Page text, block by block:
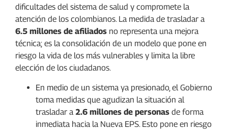
dificultades del sistema de salud y compromete la
atención de los colombianos. La medida de trasladar a
6.5 millones de afiliados no representa una mejora
técnica; es la consolidación de un modelo que pone en
riesgo la vida de los más vulnerables y limita la libre
elección de los ciudadanos.
En medio de un sistema ya presionado, el Gobierno
toma medidas que agudizan la situación al
trasladar a 2.6 millones de personas de forma
inmediata hacia la Nueva EPS. Esto pone en riesgo